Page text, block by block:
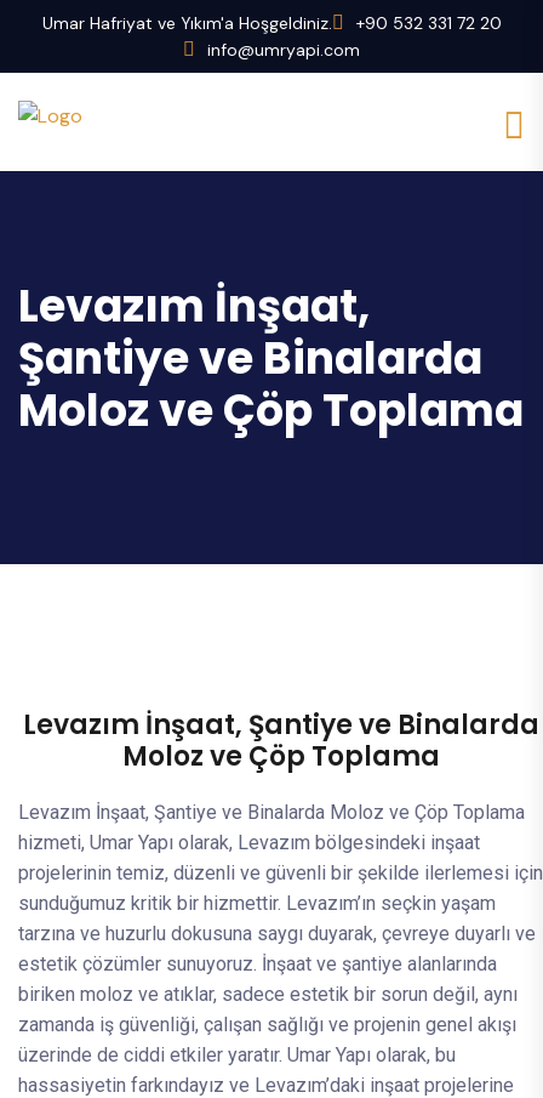
Umar Hafriyat ve Yıkım'a Hoşgeldiniz.
+90 532 331 72 20
info@umryapi.com
Levazım İnşaat,
Şantiye ve Binalarda
Moloz ve Çöp Toplama
Levazım İnşaat, Şantiye ve Binalarda
Moloz ve Çöp Toplama
Levazım İnşaat, Şantiye ve Binalarda Moloz ve Çöp Toplama
hizmeti, Umar Yapı olarak, Levazım bölgesindeki inşaat
projelerinin temiz, düzenli ve güvenli bir şekilde ilerlemesi için
sunduğumuz kritik bir hizmettir. Levazım’ın seçkin yaşam
tarzına ve huzurlu dokusuna saygı duyarak, çevreye duyarlı ve
estetik çözümler sunuyoruz. İnşaat ve şantiye alanlarında
biriken moloz ve atıklar, sadece estetik bir sorun değil, aynı
zamanda iş güvenliği, çalışan sağlığı ve projenin genel akışı
üzerinde de ciddi etkiler yaratır. Umar Yapı olarak, bu
hassasiyetin farkındayız ve Levazım’daki inşaat projelerine